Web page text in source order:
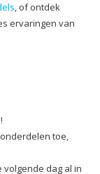
, of ontdek
ervaringen van
toe,
volgende dag al in